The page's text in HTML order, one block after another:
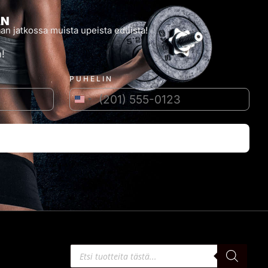
jatkossa muista upeista eduista!
PUHELIN
Yhdysvallat +1